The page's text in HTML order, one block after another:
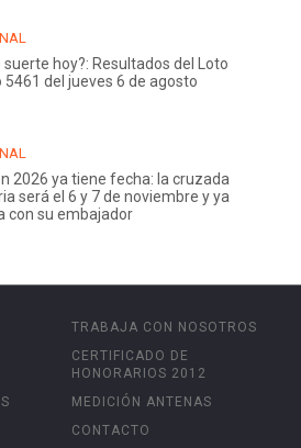
suerte hoy?: Resultados del Loto
5461 del jueves 6 de agosto
2026 ya tiene fecha: la cruzada
será el 6 y 7 de noviembre y ya
con su embajador
TRABAJA CON NOSOTROS
CERTIFICADO DE
HONORARIOS 2012
MEDICIÓN ANTENAS
CONTACTO